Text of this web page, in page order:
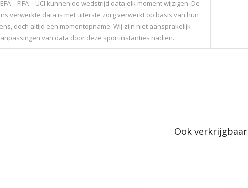
– FIFA – UCI kunnen de wedstrijd data elk moment wijzigen. De
verwerkte data is met uiterste zorg verwerkt op basis van hun
doch altijd een momentopname. Wij zijn niet aansprakelijk
van data door deze sportinstanties nadien.
Ook verkrijgbaar